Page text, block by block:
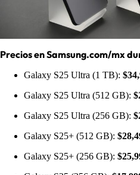
Precios en Samsung.com/mx
Galaxy S25 Ultra (1 TB):
Galaxy S25 Ultra (512 GB):
Galaxy S25 Ultra (256 GB):
Galaxy S25+ (512 GB):
Galaxy S25+ (256 GB):